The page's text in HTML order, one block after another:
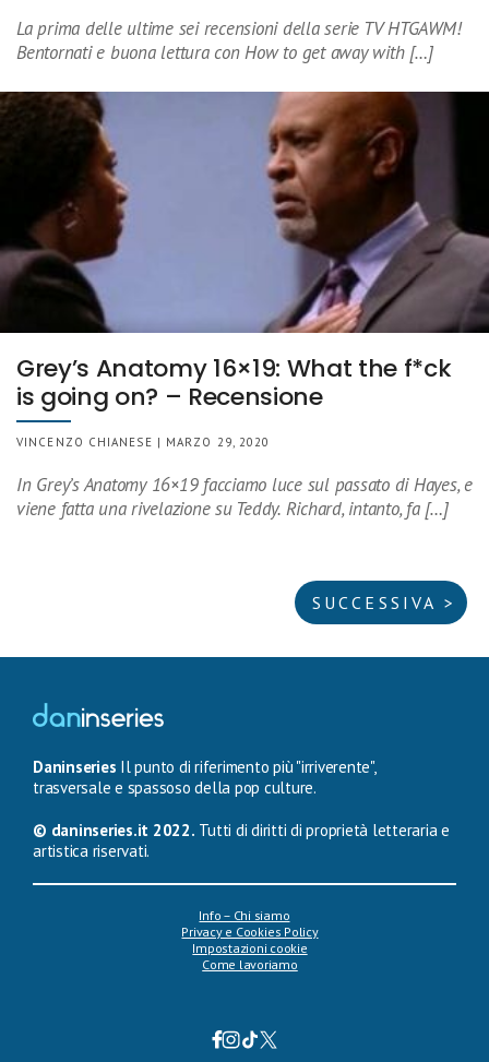
La prima delle ultime sei recensioni della serie TV HTGAWM!
Bentornati e buona lettura con How to get away with […]
Grey’s Anatomy 16×19: What the f*ck
is going on? – Recensione
VINCENZO CHIANESE | MARZO 29, 2020
In Grey’s Anatomy 16×19 facciamo luce sul passato di Hayes, e
viene fatta una rivelazione su Teddy. Richard, intanto, fa […]
SUCCESSIVA >
Daninseries Il punto di riferimento più "irriverente",
trasversale e spassoso della pop culture.
© daninseries.it 2022. Tutti di diritti di proprietà letteraria e
artistica riservati.
Info – Chi siamo
Privacy e Cookies Policy
Impostazioni cookie
Come lavoriamo